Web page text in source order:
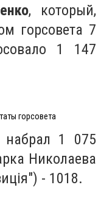
, который,
горсовета 7
1 147
горсовета
1 075
Николаева
- 1018.